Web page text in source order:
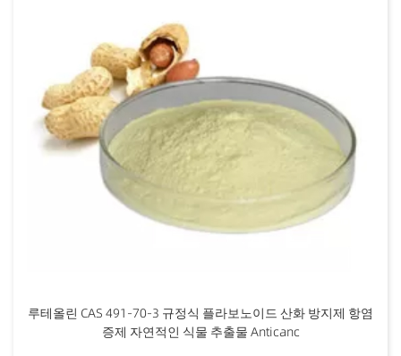
루테올린 CAS 491-70-3 규정식 플라보노이드 산화 방지제 항염
증제 자연적인 식물 추출물 Anticanc